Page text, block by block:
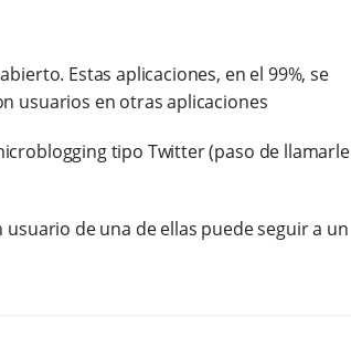
Estas aplicaciones, en el 99%, se
usuarios en otras aplicaciones
tipo Twitter (paso de llamarle
de una de ellas puede seguir a un